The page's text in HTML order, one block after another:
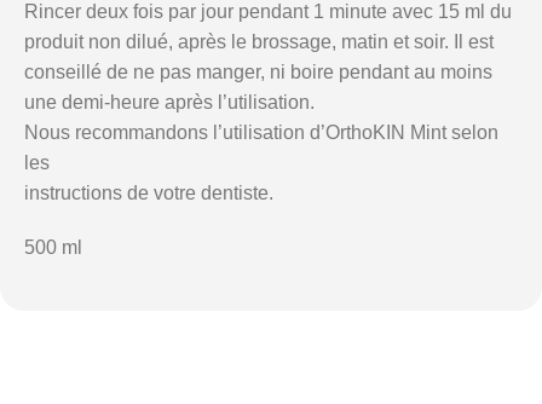
Rincer deux fois par jour pendant 1 minute avec 15 ml du
produit non dilué, après le brossage, matin et soir. Il est
conseillé de ne pas manger, ni boire pendant au moins
une demi-heure après l’utilisation.
Nous recommandons l’utilisation d’OrthoKIN Mint selon
les
instructions de votre dentiste.
500 ml